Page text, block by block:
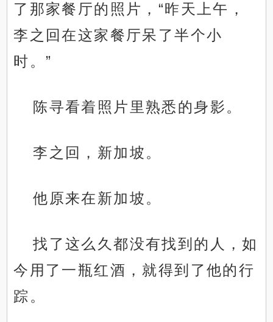
了那家餐厅的照片，“昨天上午，
李之回在这家餐厅呆了半个小
时。”
陈寻看着照片里熟悉的身影。
李之回，新加坡。
他原来在新加坡。
找了这么久都没有找到的人，如
今用了一瓶红酒，就得到了他的行
踪。